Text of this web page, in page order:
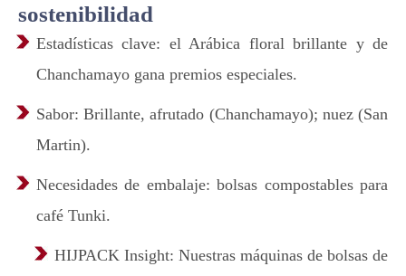
sostenibilidad
Estadísticas clave: el Arábica floral brillante y de
Chanchamayo gana premios especiales.
Sabor: Brillante, afrutado (Chanchamayo); nuez (San
Martin).
Necesidades de embalaje: bolsas compostables para
café Tunki.
HIJPACK Insight: Nuestras máquinas de bolsas de